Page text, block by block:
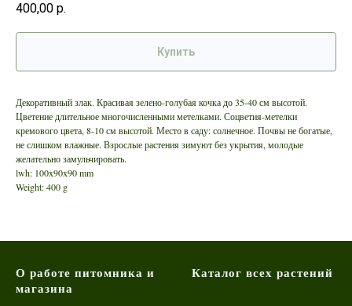
400,00 р.
Купить
Декоративный злак. Красивая зелено-голубая кочка до 35-40 см высотой.
Цветение длительное многочисленными метелками. Соцветия-метелки
кремового цвета, 8-10 см высотой. Место в саду: солнечное. Почвы не богатые,
не слишком влажные. Взрослые растения зимуют без укрытия, молодые
желательно замульчировать.
lwh: 100x90x90 mm
Weight: 400 g
О работе питомника и
магазина
Каталог всех растений